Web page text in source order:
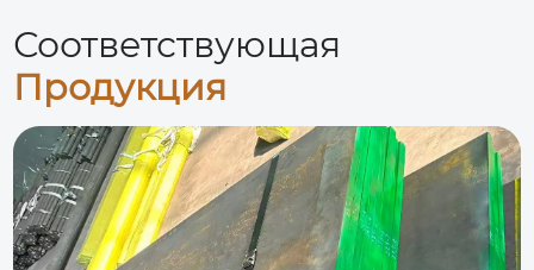
Соответствующая
Продукция